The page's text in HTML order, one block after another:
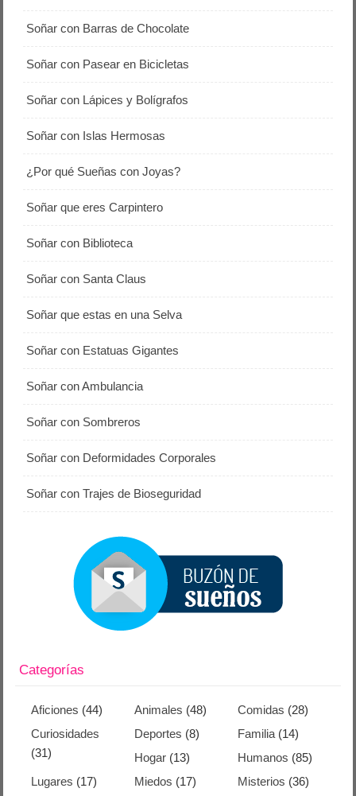
Soñar con Barras de Chocolate
Soñar con Pasear en Bicicletas
Soñar con Lápices y Bolígrafos
Soñar con Islas Hermosas
¿Por qué Sueñas con Joyas?
Soñar que eres Carpintero
Soñar con Biblioteca
Soñar con Santa Claus
Soñar que estas en una Selva
Soñar con Estatuas Gigantes
Soñar con Ambulancia
Soñar con Sombreros
Soñar con Deformidades Corporales
Soñar con Trajes de Bioseguridad
Categorías
Aficiones (44) Animales (48) Comidas (28)
Curiosidades
(31)
Deportes (8) Familia(14)
Hogar (13) Humanos (85)
Lugares (17) Miedos (17) Misterios (36)